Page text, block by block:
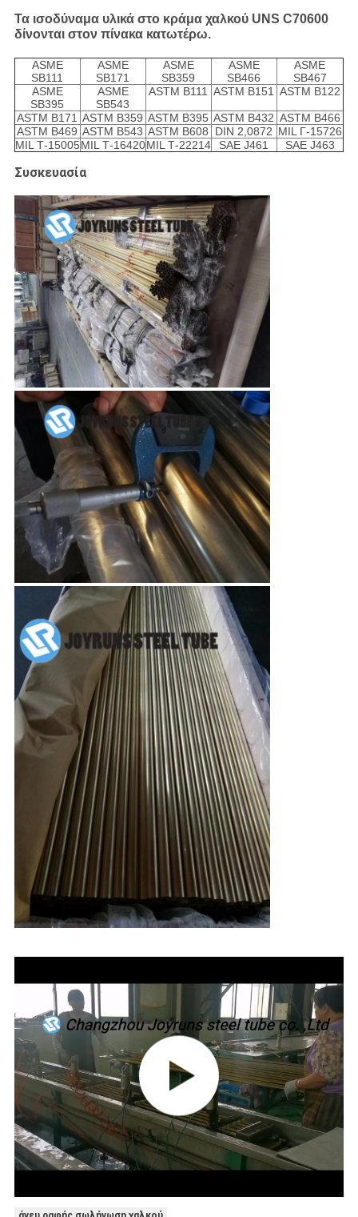
Τα ισοδύναμα υλικά στο κράμα χαλκού UNS C70600
δίνονται στον πίνακα κατωτέρω.
ASME
SB111
ASME
SB171
ASME
SB359
ASME
SB466
ASME
SB467
ASME
SB395
ASME
SB543
ASTM B111 ASTM B151 ASTM B122
ASTM B171 ASTM B359 ASTM B395 ASTM B432 ASTM B466
ASTM B469 ASTM B543 ASTM B608 DIN 2,0872 MIL Γ-15726
MIL Τ-15005MIL Τ-16420MIL Τ-22214 SAE J461 SAE J463
Συσκευασία